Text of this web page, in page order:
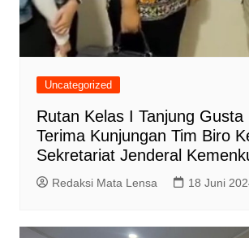
Uncategorized
Rutan Kelas I Tanjung Gusta
Terima Kunjungan Tim Biro
Sekretariat Jenderal
Redaksi Mata Lensa 18 Juni